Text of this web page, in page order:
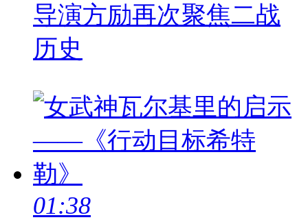
导演方励再次聚焦二战
历史
01:38